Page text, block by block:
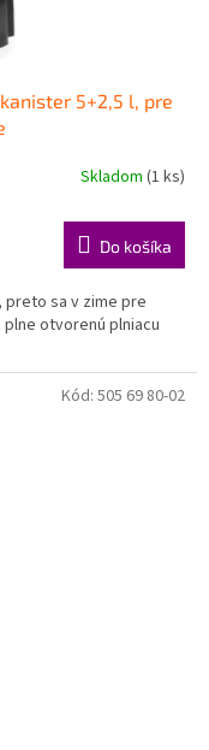
5+2,5 l, pre
Skladom (1 ks)
Do košíka
sa v zime pre
otvorenú plniacu
Kód: 505 69 80-02